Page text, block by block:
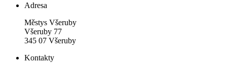
Adresa
Městys Všeruby
Všeruby 77
345 07 Všeruby
Kontakty